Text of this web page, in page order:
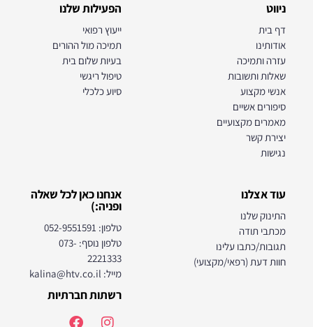
ניווט
דף בית
אודותינו
עזרה ותמיכה
שאלות ותשובות
אנשי מקצוע
סיפורים אשיים
מאמרים מקצועיים
יצירת קשר
נגישות
הפעילות שלנו
ייעוץ רפואי
תמיכה מול ההורים
בעיות שלום בית
טיפול ריגשי
סיוע כלכלי
עוד אצלנו
התינוק שלנו
מכתבי תודה
תגובות/כתבו עלינו
חוות דעת (רפאי/מקצועי)
אנחנו כאן לכל שאלה
ופניה:)
טלפון: 052-9551591
טלפון נוסף: 073-
2221333
מייל: kalina@htv.co.il
רשתות חברתיות